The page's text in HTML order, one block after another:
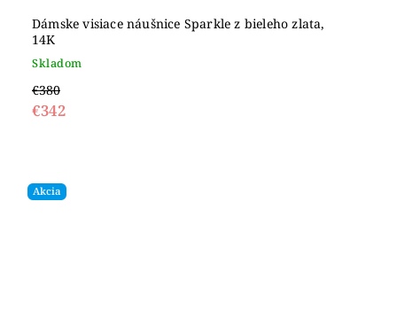
Dámske visiace náušnice Sparkle z bieleho zlata,
14K
Skladom
€380
€342
Akcia